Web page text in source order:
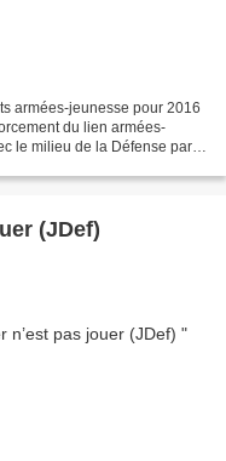
armées-jeunesse pour 2016
du lien armées-
le milieu de la Défense par
(JDef)